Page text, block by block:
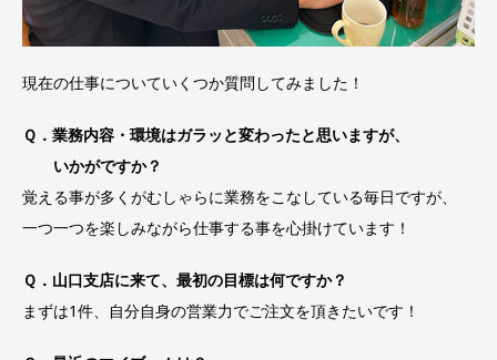
現在の仕事についていくつか質問してみました！
Ｑ．業務内容・環境はガラッと変わったと思いますが、
いかがですか？
覚える事が多くがむしゃらに業務をこなしている毎日ですが、
一つ一つを楽しみながら仕事する事を心掛けています！
Ｑ．山口支店に来て、最初の目標は何ですか？
まずは1件、自分自身の営業力でご注文を頂きたいです！